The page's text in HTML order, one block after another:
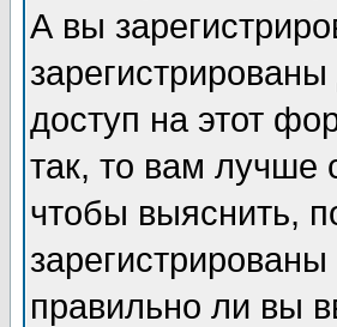
А вы
доступ на этот
так, то вам лучше
чтобы выяснить,
правильно ли вы